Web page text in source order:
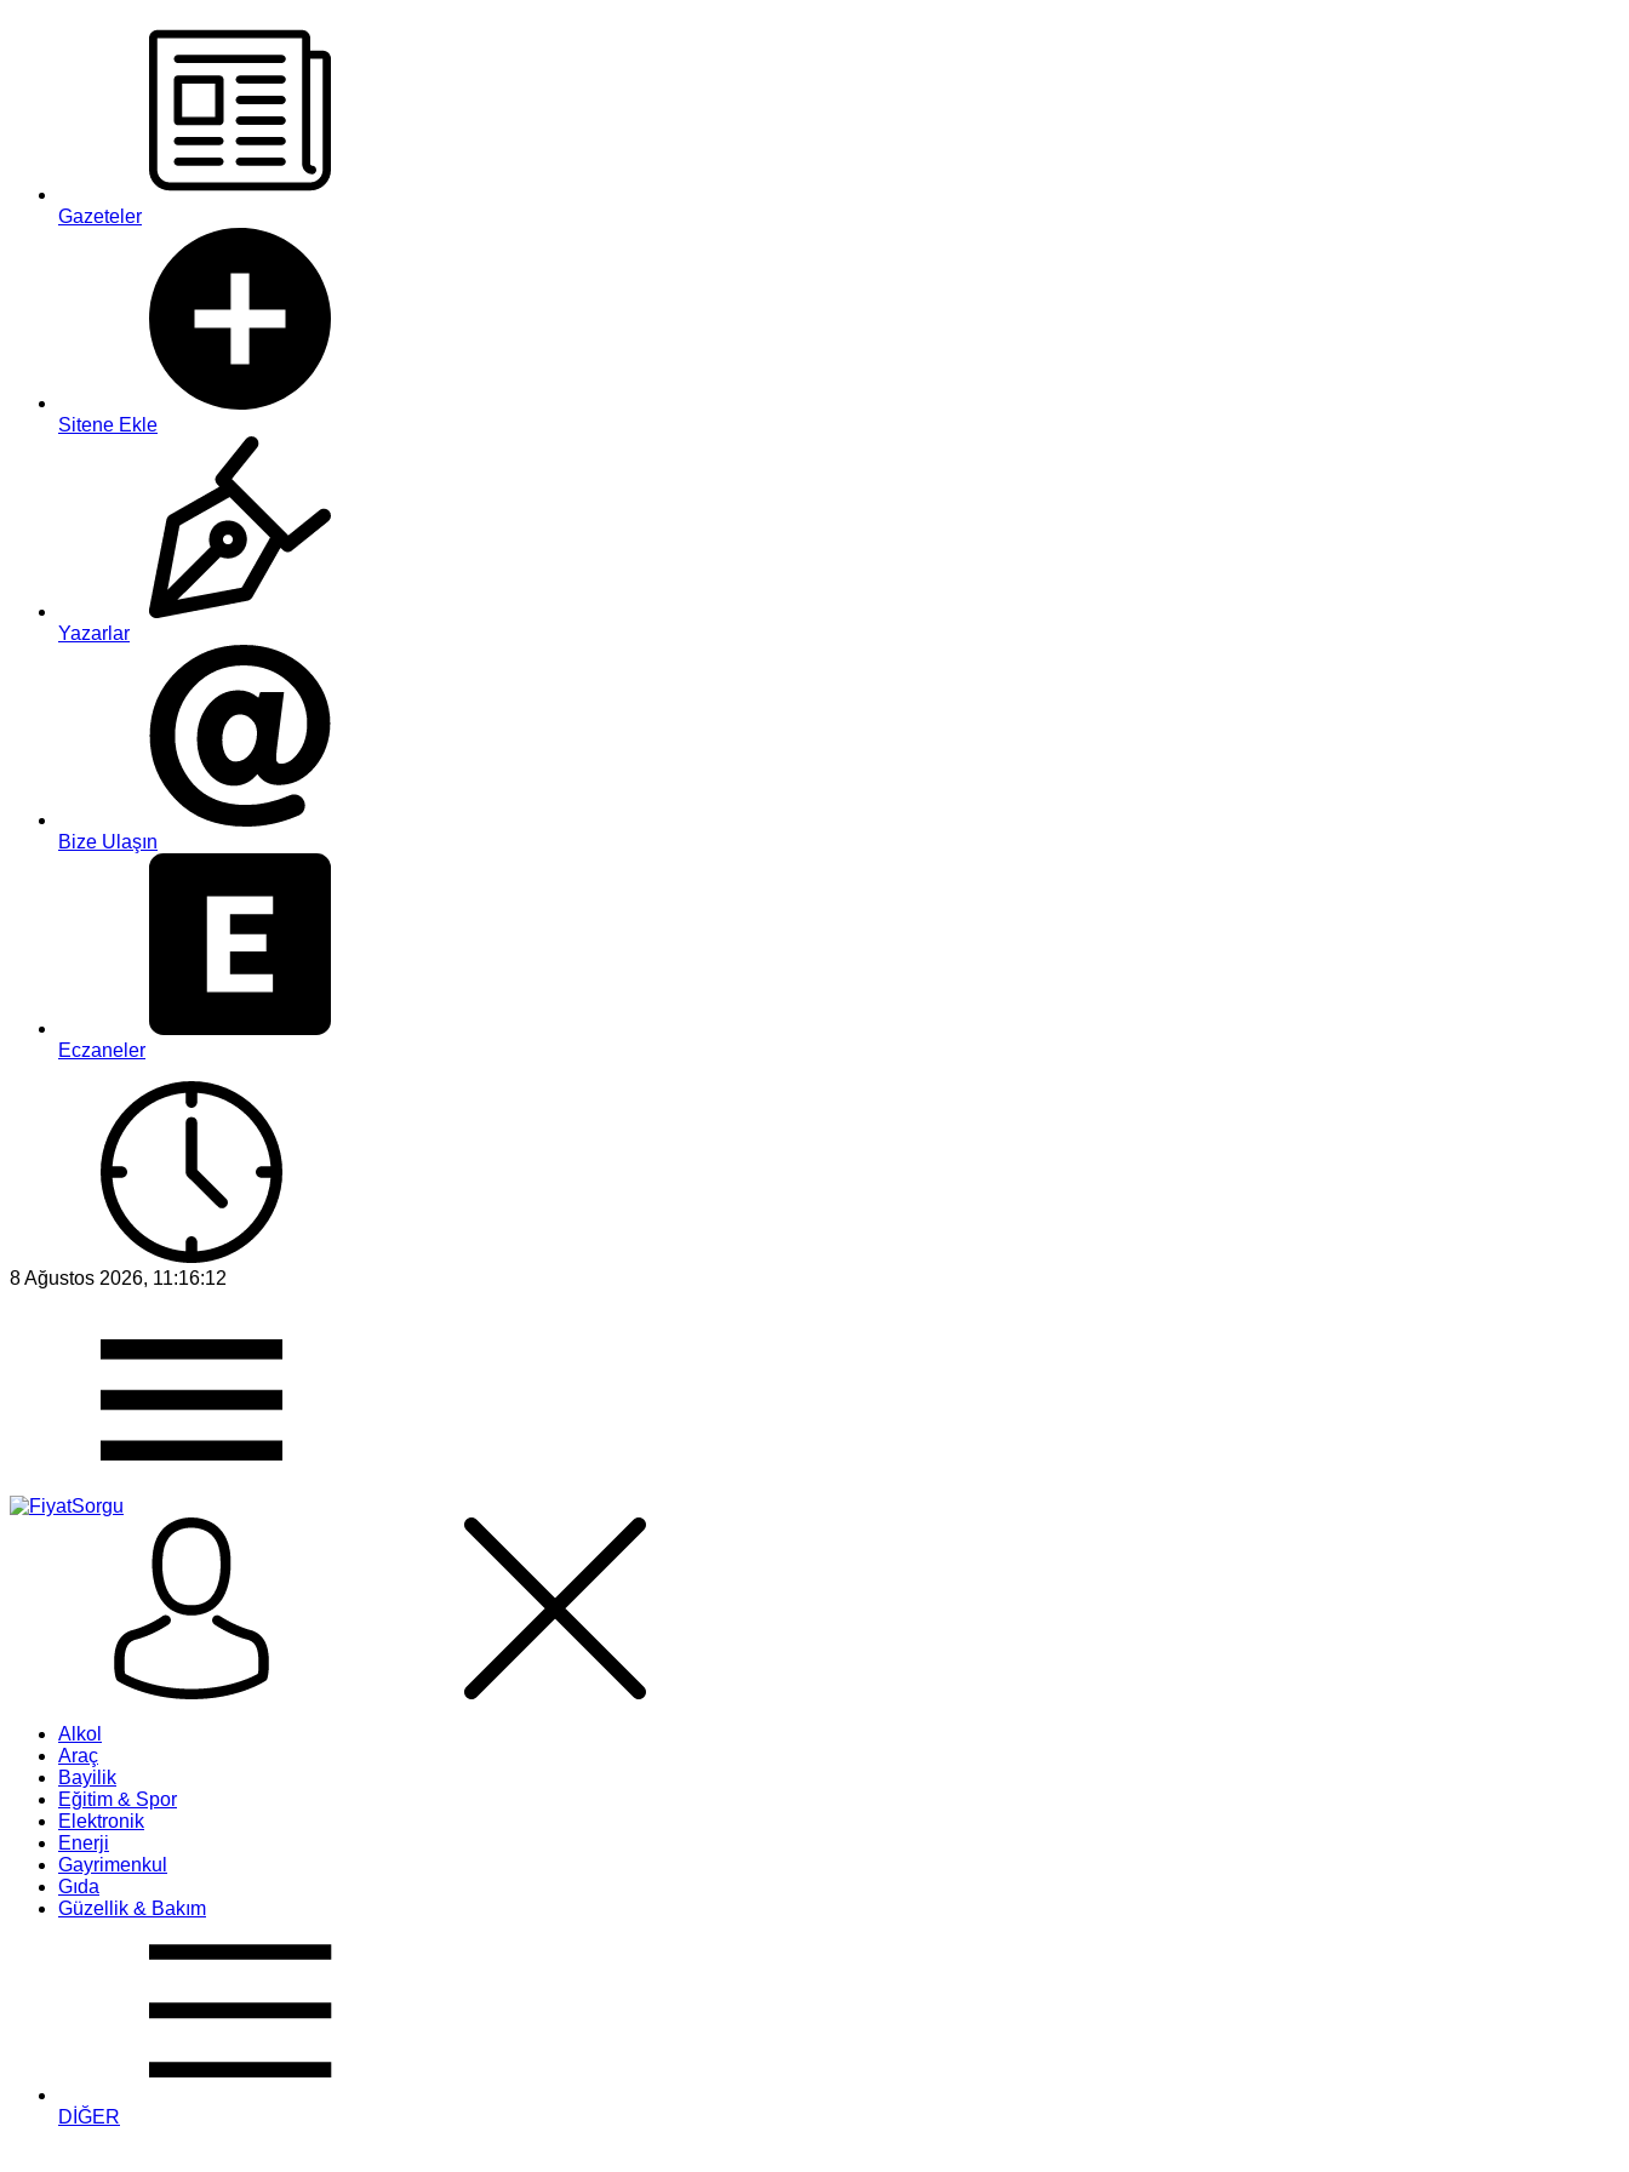
Gazeteler
Sitene Ekle
Yazarlar
Bize Ulaşın
Eczaneler
8 Ağustos 2026, 11:16:12
Alkol
Araç
Bayilik
Eğitim & Spor
Elektronik
Enerji
Gayrimenkul
Gıda
Güzellik & Bakım
DİĞER